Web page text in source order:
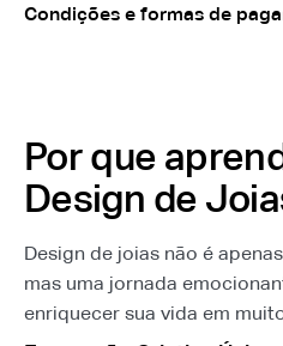
Condições e formas de
Por que
Design de
Design de joias não é
mas uma jornada
enriquecer sua vida em